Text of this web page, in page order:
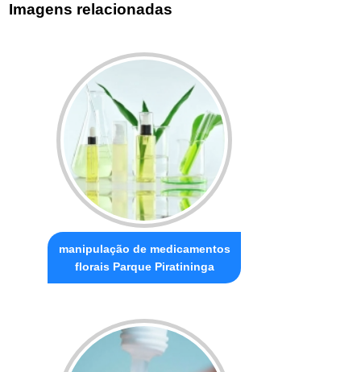
Imagens relacionadas
manipulação de medicamentos
florais Parque Piratininga